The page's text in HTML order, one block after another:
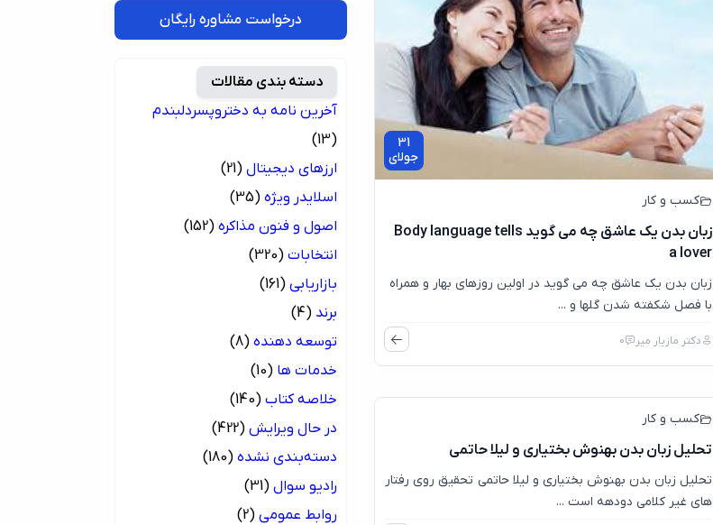
31
جولای
کسب و کار
زبان بدن یک عاشق چه می گوید Body language tells
a lover
زبان بدن یک عاشق چه می گوید در اولین روزهای بهار و همراه
با فصل شکفته شدن گلها و ...
دکتر مازیار میر 0
کسب و کار
تحلیل زبان بدن بهنوش بختیاری و لیلا حاتمی
تحلیل زبان بدن بهنوش بختیاری و لیلا حاتمی تحقیق روی رفتار
های غیر کلامی دودهه است ...
درخواست مشاوره رایگان
دسته بندی مقالات
آخرین نامه به دختروپسردلبندم
(13)
ارزهای دیجیتال (21)
اسلایدر ویژه (35)
اصول و فنون مذاکره (152)
انتخابات (320)
بازاریابی (161)
برند (4)
توسعه دهنده (8)
خدمات ها (10)
خلاصه کتاب (140)
در حال ویرایش (422)
دسته‌بندی نشده (180)
رادیو سوال (31)
روابط عمومی (2)